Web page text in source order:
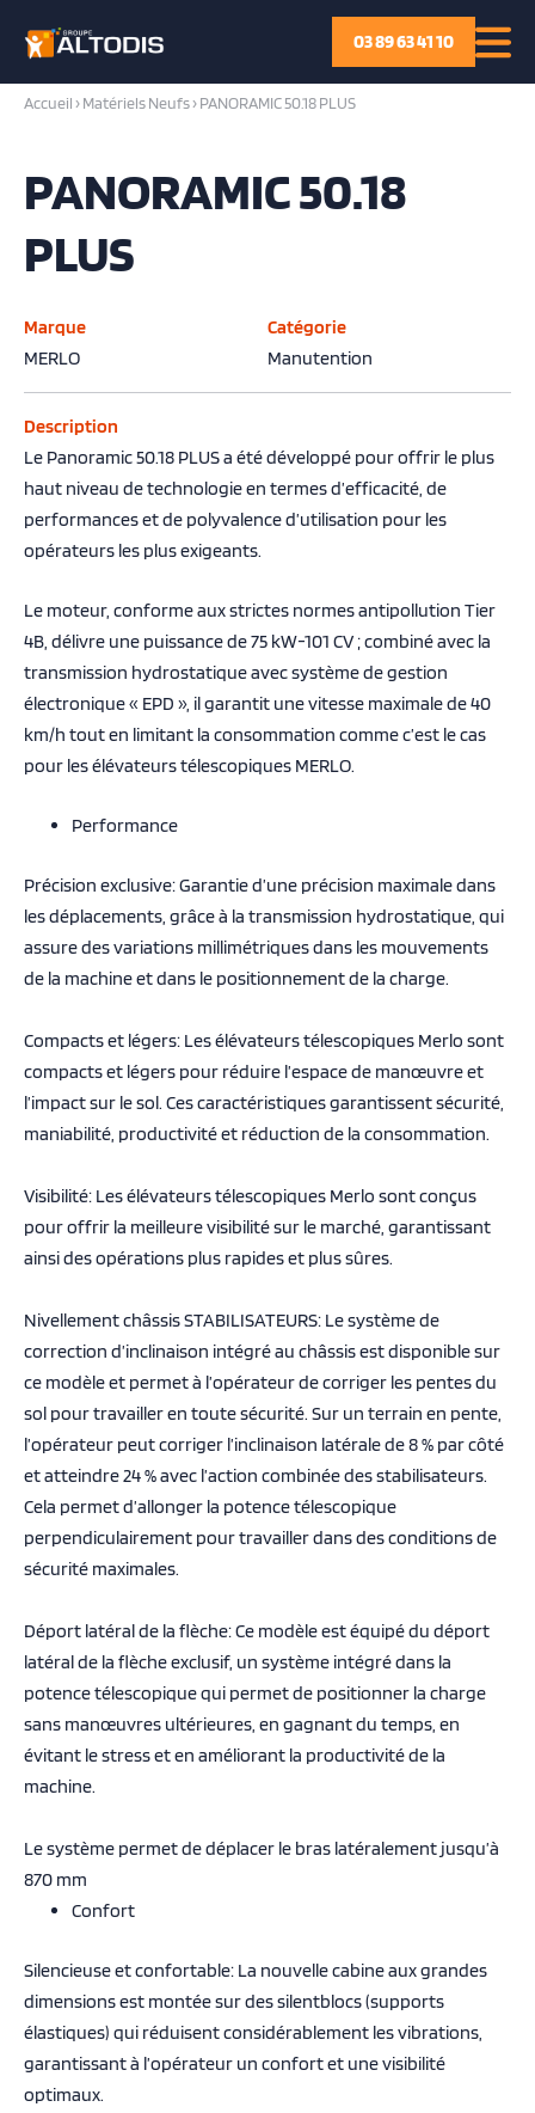
03 89 63 41 10
Accueil›Matériels Neufs›PANORAMIC 50.18 PLUS
PANORAMIC 50.18
PLUS
Marque
MERLO
Catégorie
Manutention
Description
Le Panoramic 50.18 PLUS a été développé pour offrir le plus
haut niveau de technologie en termes d’efficacité, de
performances et de polyvalence d’utilisation pour les
opérateurs les plus exigeants.
Le moteur, conforme aux strictes normes antipollution Tier
4B, délivre une puissance de 75 kW-101 CV ; combiné avec la
transmission hydrostatique avec système de gestion
électronique « EPD », il garantit une vitesse maximale de 40
km/h tout en limitant la consommation comme c’est le cas
pour les élévateurs télescopiques MERLO.
Performance
Précision exclusive: Garantie d’une précision maximale dans
les déplacements, grâce à la transmission hydrostatique, qui
assure des variations millimétriques dans les mouvements
de la machine et dans le positionnement de la charge.
Compacts et légers: Les élévateurs télescopiques Merlo sont
compacts et légers pour réduire l’espace de manœuvre et
l’impact sur le sol. Ces caractéristiques garantissent sécurité,
maniabilité, productivité et réduction de la consommation.
Visibilité: Les élévateurs télescopiques Merlo sont conçus
pour offrir la meilleure visibilité sur le marché, garantissant
ainsi des opérations plus rapides et plus sûres.
Nivellement châssis STABILISATEURS: Le système de
correction d’inclinaison intégré au châssis est disponible sur
ce modèle et permet à l’opérateur de corriger les pentes du
sol pour travailler en toute sécurité. Sur un terrain en pente,
l’opérateur peut corriger l’inclinaison latérale de 8 % par côté
et atteindre 24 % avec l’action combinée des stabilisateurs.
Cela permet d’allonger la potence télescopique
perpendiculairement pour travailler dans des conditions de
sécurité maximales.
Déport latéral de la flèche: Ce modèle est équipé du déport
latéral de la flèche exclusif, un système intégré dans la
potence télescopique qui permet de positionner la charge
sans manœuvres ultérieures, en gagnant du temps, en
évitant le stress et en améliorant la productivité de la
machine.
Le système permet de déplacer le bras latéralement jusqu’à
870 mm
Confort
Silencieuse et confortable: La nouvelle cabine aux grandes
dimensions est montée sur des silentblocs (supports
élastiques) qui réduisent considérablement les vibrations,
garantissant à l’opérateur un confort et une visibilité
optimaux.